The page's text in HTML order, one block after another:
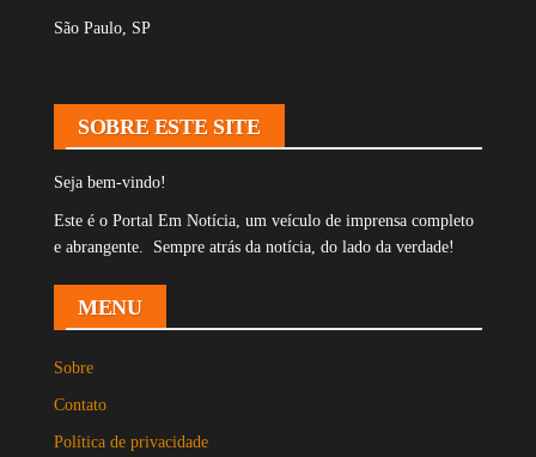
São Paulo, SP
SOBRE ESTE SITE
Seja bem-vindo!
Este é o Portal Em Notícia, um veículo de imprensa completo
e abrangente. Sempre atrás da notícia, do lado da verdade!
MENU
Sobre
Contato
Política de privacidade